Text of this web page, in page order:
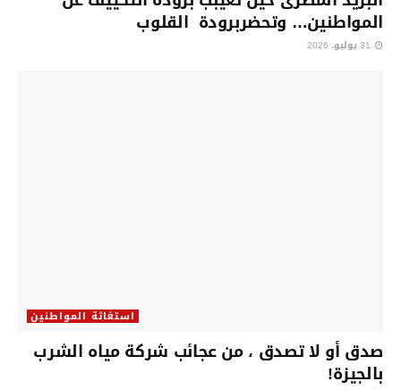
المواطنين… وتحضربرودة القلوب
استغاثة المواطنين
صدق أو لا تصدق ، من عجائب شركة مياه الشرب
بالجيزة!